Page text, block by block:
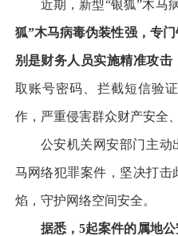
近期，新型“银狐”木马
狐”木马病毒伪装性强，专
别是财务人员实施精准攻击
取账号密码、拦截短信验
作，严重侵害群众财产安全
公安机关网安部门主动
马网络犯罪案件，坚决打
焰，守护网络空间安全。
据悉， 5起案件的属地